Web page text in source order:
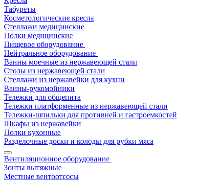
Табуреты
Косметологические кресла
Стеллажи медицинские
Полки медицинские
Пищевое оборудование
Нейтральное оборудование
Ванны моечные из нержавеющей стали
Столы из нержавеющей стали
Стеллажи из нержавейки для кухни
Ванны-рукомойники
Тележки для общепита
Тележки платформенные из нержавеющей стали
Тележки-шпильки для противней и гастроемкостей
Шкафы из нержавейки
Полки кухонные
Разделочные доски и колоды для рубки мяса
Вентиляционное оборудование
Зонты вытяжные
Местные вентоотсосы